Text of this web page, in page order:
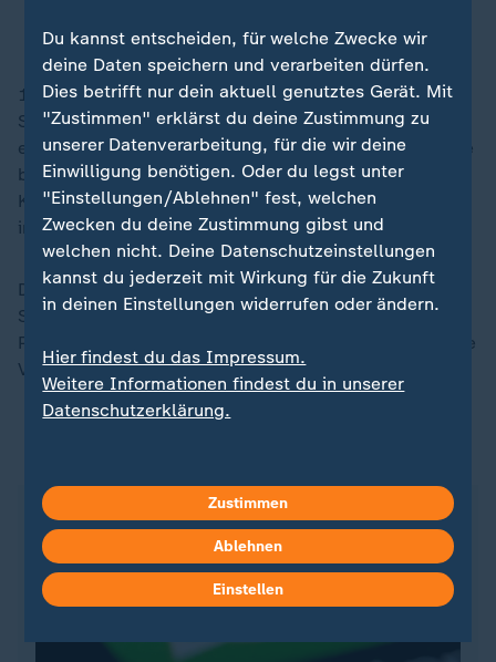
Arche: schaffen Integration nicht mehr allein
1995 eröffnete der gebürtige Hamburger eine erste
Suppenküche in Berlin-Hellersdorf als Anlaufstelle für
emotional und körperlich ausgehungerte Kinder. Heute
besuchen nach Angaben der "Arche" bis zu 10.000
Kinder und Jugendliche die mittlerweile 34 Standorte
in ganz Deutschland sowie in Polen und der Schweiz.
Der "Bambi" wird seit 1948 verliehen. Das
Schaulaufen auf dem Roten Teppich vor der
Preisverleihung wurde auf dem Tiktok-Kanal von Prime
Video übertragen.
Du kannst entscheiden, für welche Zwecke wir
deine Daten speichern und verarbeiten dürfen.
Dies betrifft nur dein aktuell genutztes Gerät. Mit
"Zustimmen" erklärst du deine Zustimmung zu
unserer Datenverarbeitung, für die wir deine
Einwilligung benötigen. Oder du legst unter
"Einstellungen/Ablehnen" fest, welchen
Zwecken du deine Zustimmung gibst und
welchen nicht. Deine Datenschutzeinstellungen
kannst du jederzeit mit Wirkung für die Zukunft
in deinen Einstellungen widerrufen oder ändern.
Hier findest du das Impressum.
Weitere Informationen findest du in unserer
Datenschutzerklärung.
Zustimmen
Ablehnen
Einstellen